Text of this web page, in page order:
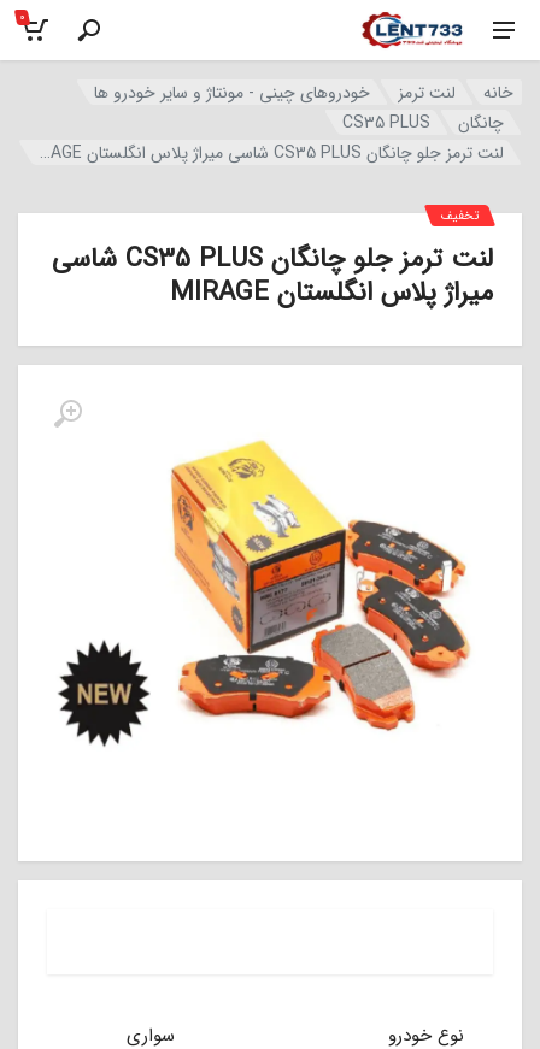
0
خانه لنت ترمز
خودروهای چینی - مونتاژ و سایر خودرو ها
چانگان
CS35 PLUS
لنت ترمز جلو چانگان CS35 PLUS شاسی میراژ پلاس انگلستان MIRAGE
لنت ترمز جلو چانگان CS35 PLUS شاسی
میراژ پلاس انگلستان MIRAGE
نوع خودرو
سواری
تخفیف